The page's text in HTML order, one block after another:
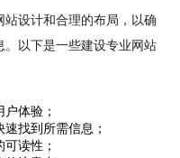
设计和合理的布局，以确
以下是一些建设专业网站
体验；
找到所需信息；
读性；